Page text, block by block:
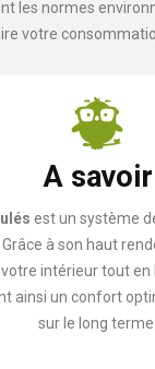
les normes
votre
A savoir
est un système
à son haut
intérieur tout en
ainsi un confort
sur le long terme.